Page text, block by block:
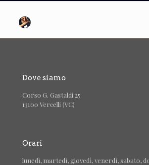
Dove siamo
Corso G. Gastaldi 25
13100 Vercelli (VC)
Orari
lunedì, martedì, giovedì, venerdì, sabato,